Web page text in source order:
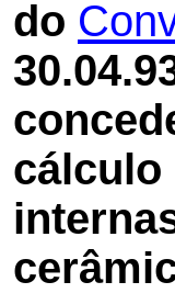
do
cálculo